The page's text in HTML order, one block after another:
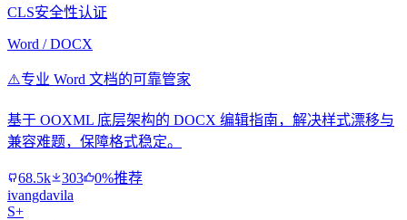
CLS安全性认证
Word / DOCX
⚠️专业 Word 文档的可靠管家
基于 OOXML 底层架构的 DOCX 编辑指南，解决样式漂移与
兼容难题，保障格式稳定。
68.5k 303
0%推荐
ivangdavila
S+